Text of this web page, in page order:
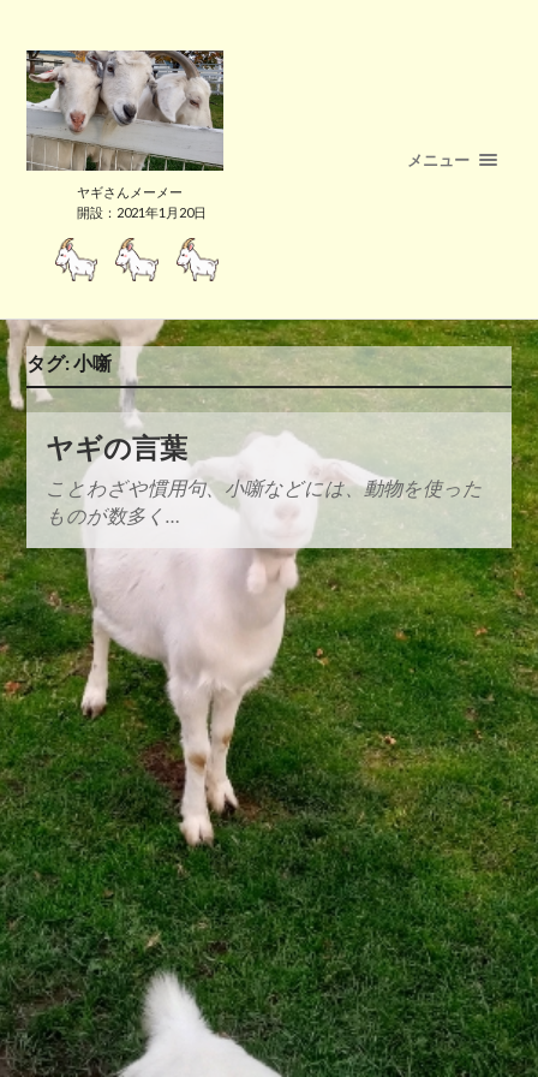
ヤギさんメーメー
開設：2021年1月20日
メニュー
タグ:小噺
ヤギの言葉
ことわざや慣用句、小噺などには、動物を使った
ものが数多く…